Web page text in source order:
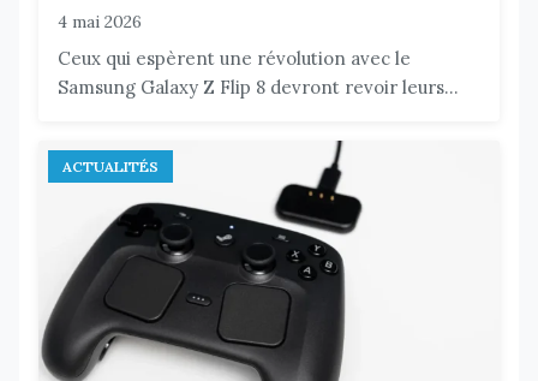
4 mai 2026
Ceux qui espèrent une révolution avec le
Samsung Galaxy Z Flip 8 devront revoir leurs...
ACTUALITÉS